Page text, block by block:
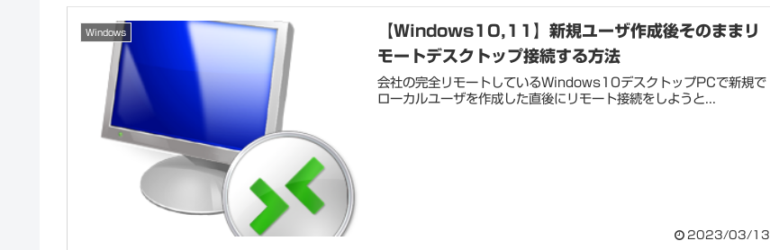
Windows
【Windows10,11】新規ユーザ作成後そのままリ
モートデスクトップ接続する方法
会社の完全リモートしているWindows10デスクトップPCで新規で
ローカルユーザを作成した直後にリモート接続をしようと...
2023/03/13